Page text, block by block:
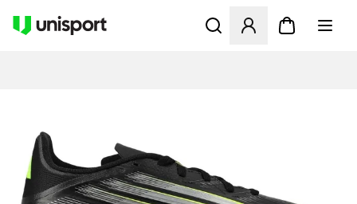
Öffnet ein Fenster zum